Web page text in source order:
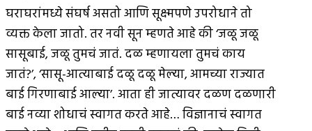
घराघरांमध्ये संघर्ष असतो आणि सूक्ष्मपणे उपरोधाने तो
व्यक्त केला जातो. तर नवी सून म्हणते आहे की ‘जळू जळू
सासूबाई, जळू तुमचं जातं. दळ म्हणायला तुमचं काय
जातं?’, ‘सासू-आत्याबाई दळू दळू मेल्या, आमच्या राज्यात
बाई गिरणाबाई आल्या’. आता ही जात्यावर दळण दळणारी
बाई नव्या शोधाचं स्वागत करते आहे… विज्ञानाचं स्वागत